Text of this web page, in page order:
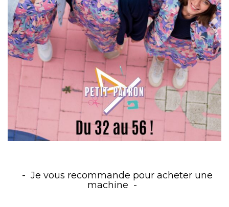
Je vous recommande pour acheter une
machine